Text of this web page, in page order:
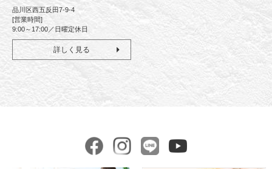
品川区西五反田7-9-4
[営業時間]
9:00～17:00／日曜定休日
詳しく見る